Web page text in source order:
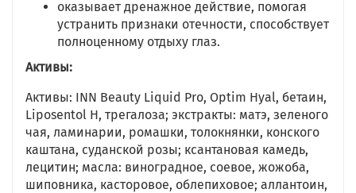
оказывает дренажное действие, помогая
устранить признаки отечности, способствует
полноценному отдыху глаз.
Активы:
Активы: INN Beauty Liquid Pro, Optim Hyal, бетаин,
Liposentol Н, трегалоза; экстракты: матэ, зеленого
чая, ламинарии, ромашки, толокнянки, конского
каштана, суданской розы; ксантановая камедь,
лецитин; масла: виноградное, соевое, жожоба,
шиповника, касторовое, облепиховое; аллантоин,